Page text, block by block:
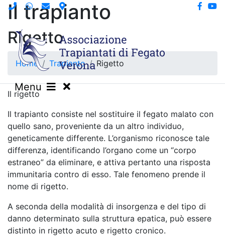
Menu
Il trapianto
Rigetto
Home Trapianto Rigetto
Il rigetto
Il trapianto consiste nel sostituire il fegato malato con
quello sano, proveniente da un altro individuo,
geneticamente differente. L’organismo riconosce tale
differenza, identificando l’organo come un “corpo
estraneo” da eliminare, e attiva pertanto una risposta
immunitaria contro di esso. Tale fenomeno prende il
nome di rigetto.
A seconda della modalità di insorgenza e del tipo di
danno determinato sulla struttura epatica, può essere
distinto in rigetto acuto e rigetto cronico.